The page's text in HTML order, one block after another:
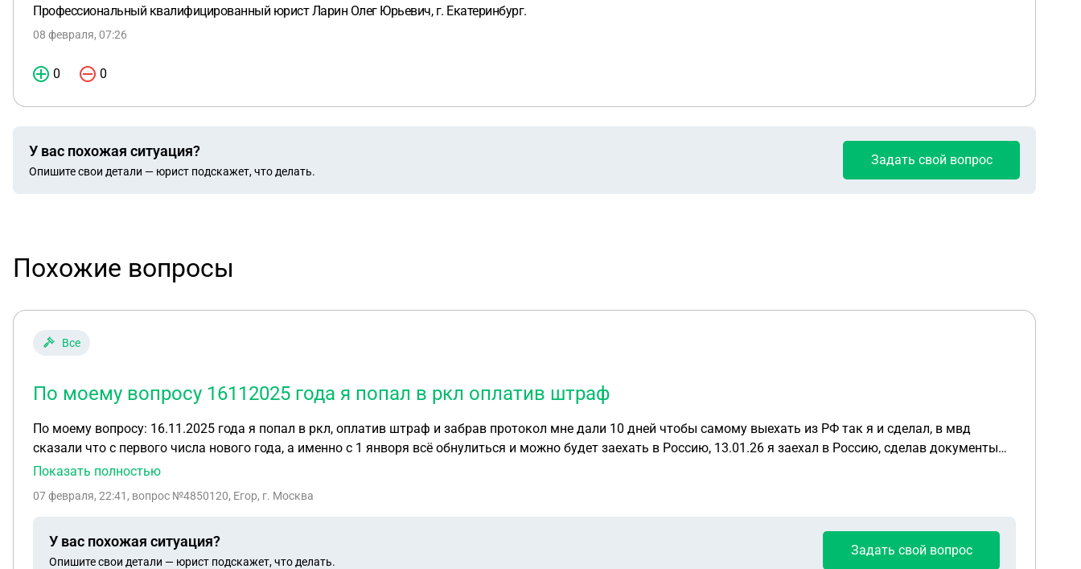
Профессиональный квалифицированный юрист Ларин Олег Юрьевич, г. Екатеринбург.
08 февраля, 07:26
0 0
У вас похожая ситуация?
Опишите свои детали — юрист подскажет, что делать.
Задать свой вопрос
Похожие вопросы
Все
По моему вопросу 16112025 года я попал в ркл оплатив штраф
По моему вопросу: 16.11.2025 года я попал в ркл, оплатив штраф и забрав протокол мне дали 10 дней чтобы самому выехать из РФ так я и сделал, в мвд
сказали что с первого числа нового года, а именно с 1 янворя всё обнулиться и можно будет заехать в Россию, 13.01.26 я заехал в Россию, сделав документы
отправился в мвд 03.02.26 для продление срока прибывания на 1 год в мвд мой паспорт забрали и поставили штамп о депортации на 5 лет, ссылаясь на то что
гражданке рф и она подаст хадатальства о отмене запрета, и из-за того что мы семья я подам на внж, какой шанс что запред снимут и что мне делать первым
Показать полностью
07 февраля, 22:41 , вопрос №4850120, Егор, г. Москва
У вас похожая ситуация?
Опишите свои детали — юрист подскажет, что делать.
Задать свой вопрос